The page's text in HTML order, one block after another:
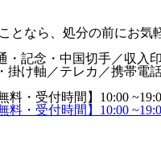
記念・中国切手／収
け軸／テレカ／携帯